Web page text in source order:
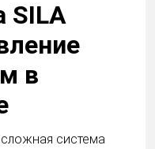
SILA
в
система